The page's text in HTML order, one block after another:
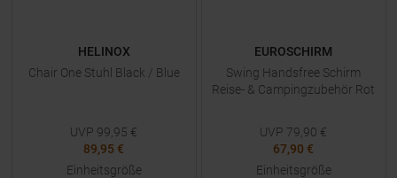
HELINOX
Chair One Stuhl Black / Blue
UVP 99,95 €
89,95 €
Einheitsgröße
EUROSCHIRM
Swing Handsfree Schirm
Reise- & Campingzubehör Rot
UVP 79,90 €
67,90 €
Einheitsgröße